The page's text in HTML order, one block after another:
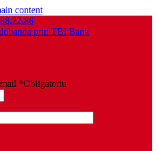
content
prin TBI Bank
*Obligatoriu